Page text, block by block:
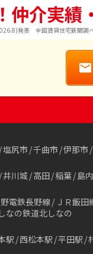
仲介実績
発表 全国賃貸住宅新聞調べ
塩尻市 千曲市 伊那市
井川城 高田 稲葉 島内
電鉄長野線 ＪＲ飯田
しなの鉄道北しなの
駅 西松本駅 平田駅